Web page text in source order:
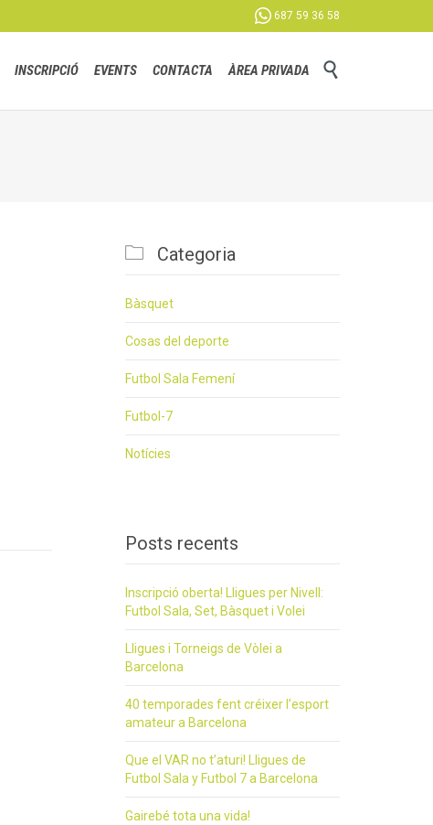
 687 59 36 58
to
INSCRIPCIÓ EVENTS CONTACTA ÀREA PRIVADA 
 Categoria
Bàsquet
Cosas del deporte
Futbol Sala Femení
Futbol-7
Notícies
Posts recents
Inscripció oberta! Lligues per Nivell:
Futbol Sala, Set, Bàsquet i Volei
Lligues i Torneigs de Vòlei a
Barcelona
40 temporades fent créixer l’esport
amateur a Barcelona
Que el VAR no t’aturi! Lligues de
Futbol Sala y Futbol 7 a Barcelona
Gairebé tota una vida!